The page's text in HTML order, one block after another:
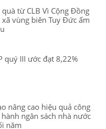
từ CLB Vì Cộng Đồng
vùng biên Tuy Đức ấm
quý III ước đạt 8,22%
nâng cao hiệu quả công
ngân sách nhà nước
năm